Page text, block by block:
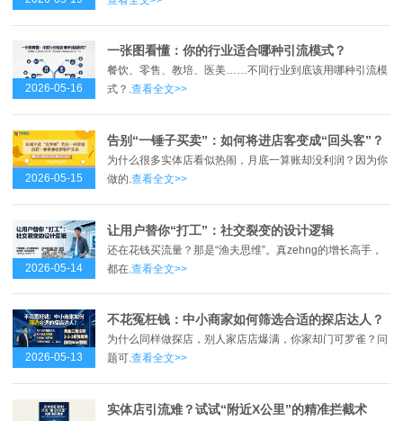
2026-05-16
一张图看懂：你的行业适合哪种引流模式？
餐饮、零售、教培、医美……不同行业到底该用哪种引流模
式？.查看全文>>
2026-05-15
告别“一锤子买卖”：如何将进店客变成“回头客”？
为什么很多实体店看似热闹，月底一算账却没利润？因为你
做的.查看全文>>
2026-05-14
让用户替你“打工”：社交裂变的设计逻辑
还在花钱买流量？那是“渔夫思维”。真zehng的增长高手，
都在. 查看全文>>
2026-05-13
不花冤枉钱：中小商家如何筛选合适的探店达人？
为什么同样做探店，别人家店店爆满，你家却门可罗雀？问
题可.查看全文>>
实体店引流难？试试“附近X公里”的精准拦截术